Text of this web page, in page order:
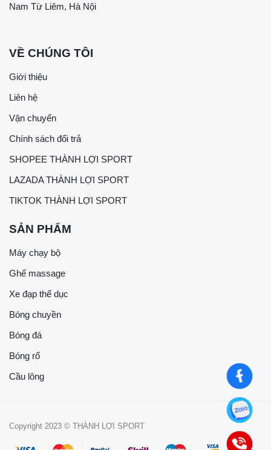
Nam Từ Liêm, Hà Nội
VỀ CHÚNG TÔI
Giới thiệu
Liên hệ
Vận chuyển
Chính sách đổi trả
SHOPEE THÀNH LỢI SPORT
LAZADA THÀNH LỢI SPORT
TIKTOK THÀNH LỢI SPORT
SẢN PHẨM
Máy chạy bộ
Ghế massage
Xe đạp thể dục
Bóng chuyền
Bóng đá
Bóng rổ
Cầu lông
Copyright 2023 © THÀNH LỢI SPORT